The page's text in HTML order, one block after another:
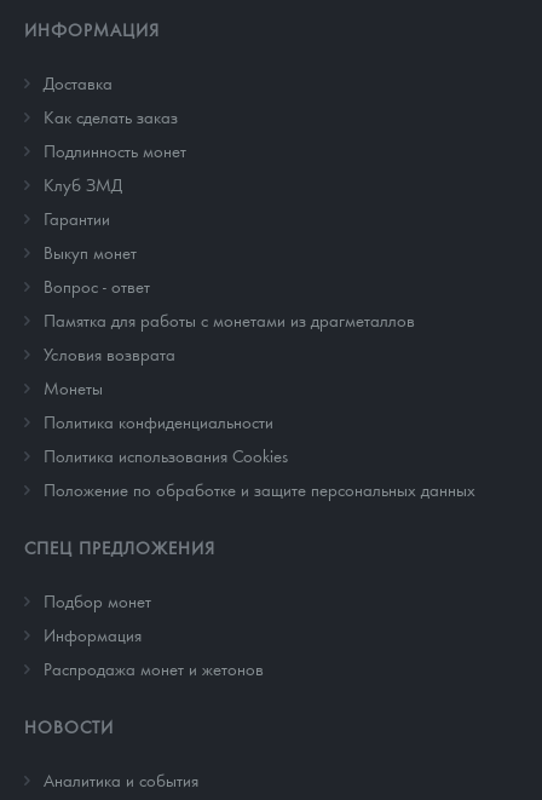
ИНФОРМАЦИЯ
Доставка
Как сделать заказ
Подлинность монет
Клуб ЗМД
Гарантии
Выкуп монет
Вопрос - ответ
Памятка для работы с монетами из драгметаллов
Условия возврата
Монеты
Политика конфиденциальности
Политика использования Cookies
Положение по обработке и защите персональных данных
СПЕЦ ПРЕДЛОЖЕНИЯ
Подбор монет
Информация
Распродажа монет и жетонов
НОВОСТИ
Аналитика и события